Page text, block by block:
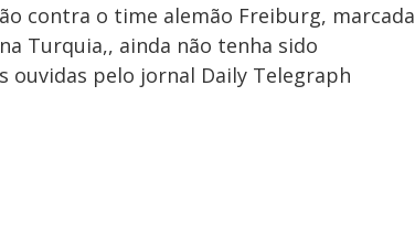
contra o time alemão Freiburg, marcada
Turquia,, ainda não tenha sido
ouvidas pelo jornal Daily Telegraph